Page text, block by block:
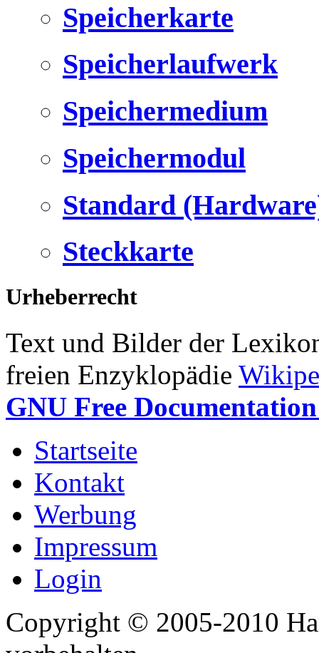
Speicherkarte
Speicherlaufwerk
Speichermedium
Speichermodul
Standard
Steckkarte
Urheberrecht
Text und Bilder der
freien Enzyklopädie
GNU Free
Startseite
Kontakt
Werbung
Impressum
Login
Copyright © 2005-2010